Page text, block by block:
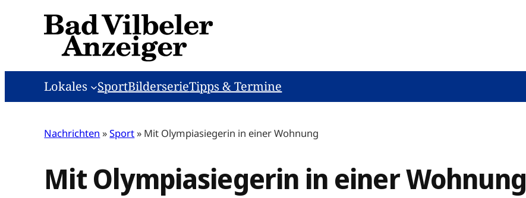
Lokales SportBilderserieTipps & Termine
Nachrichten »Sport» Mit Olympiasiegerin in einer Wohnung
Mit Olympiasiegerin in einer Wohnung